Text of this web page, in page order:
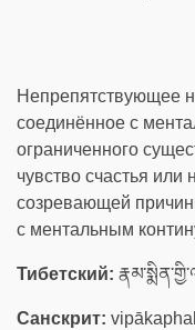
Непрепятствующее
соединённое с
ограниченного
чувство счастья или
созревающей
с ментальным
Тибетский:
Санскрит: